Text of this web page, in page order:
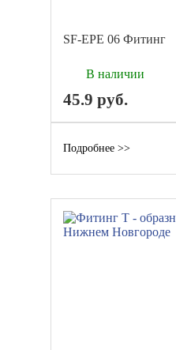
SF-EPE 06 Фитинг
В наличии
45.9 руб.
Подробнее >>